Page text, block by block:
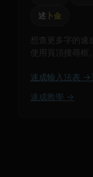
述 卜金
想查更多字的
使用頁頂搜尋框。
速成輸入法表 →
速成教學 →